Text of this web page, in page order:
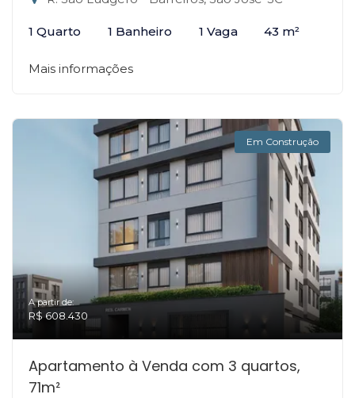
1 Quarto 1 Banheiro 1 Vaga 43 m²
Mais informações
Em Construção
A partir de:
R$ 608.430
Apartamento à Venda com 3 quartos,
71m²